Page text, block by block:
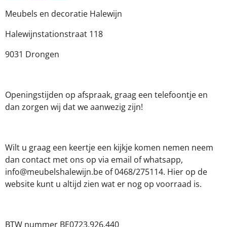
a
c
b
o
o
k
n
s
a
g
r
a
h
a
s
A
p
p
Meubels en decoratie Halewijn
Halewijnstationstraat 118
9031 Drongen
Openingstijden op afspraak, graag een telefoontje en
dan zorgen wij dat we aanwezig zijn!
Wilt u graag een keertje een kijkje komen nemen neem
dan contact met ons op via email of whatsapp,
info@meubelshalewijn.be of 0468/275114. Hier op de
website kunt u altijd zien wat er nog op voorraad is.
BTW nummer BE0723.926.440